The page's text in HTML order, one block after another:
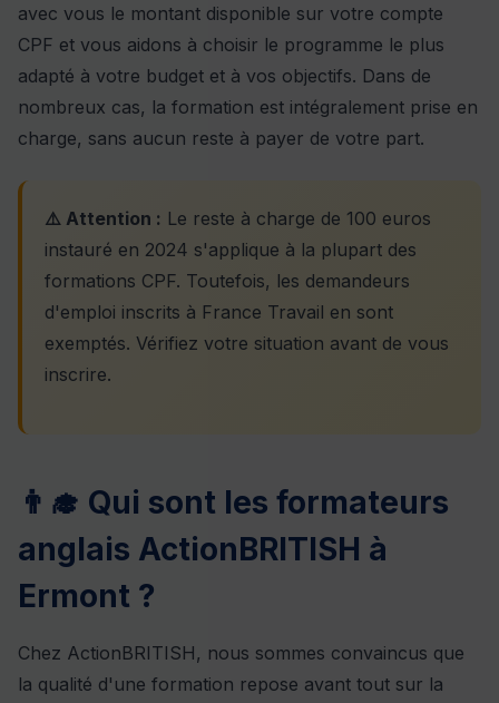
avec vous le montant disponible sur votre compte
CPF et vous aidons à choisir le programme le plus
adapté à votre budget et à vos objectifs. Dans de
nombreux cas, la formation est intégralement prise en
charge, sans aucun reste à payer de votre part.
⚠️ Attention : Le reste à charge de 100 euros
instauré en 2024 s'applique à la plupart des
formations CPF. Toutefois, les demandeurs
d'emploi inscrits à France Travail en sont
exemptés. Vérifiez votre situation avant de vous
inscrire.
👨‍🎓 Qui sont les formateurs
anglais ActionBRITISH à
Ermont ?
Chez ActionBRITISH, nous sommes convaincus que
la qualité d'une formation repose avant tout sur la